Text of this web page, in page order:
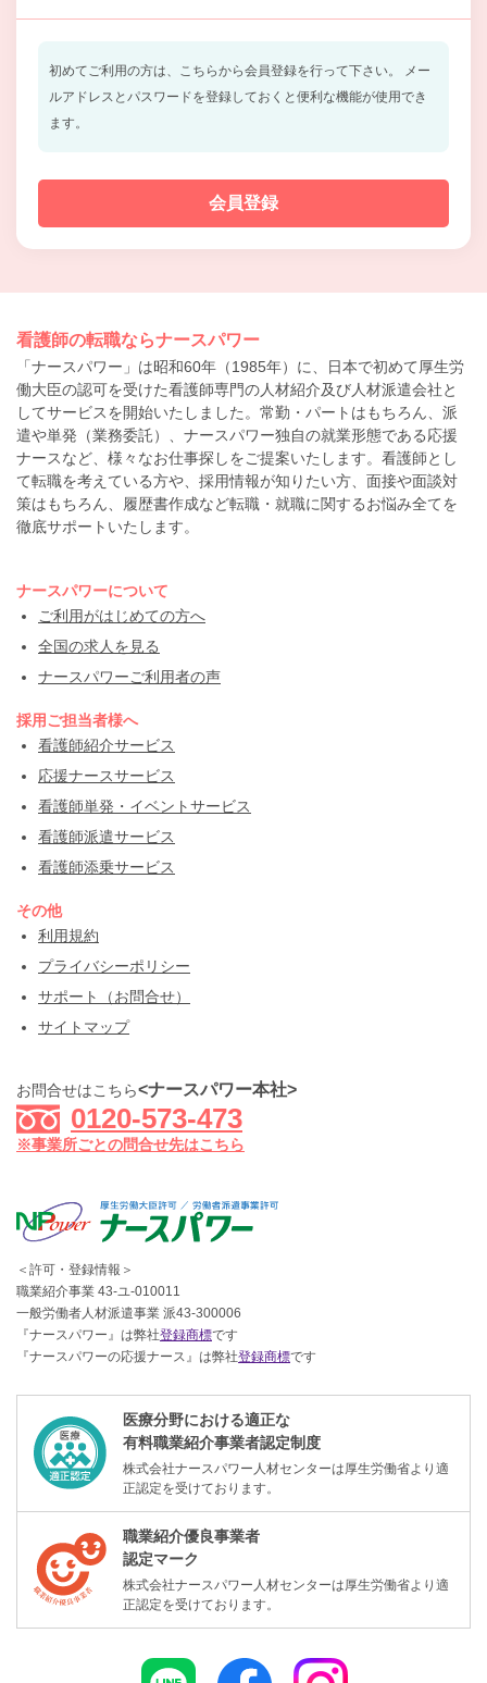
初めてご利用の方は、こちらから会員登録を行って下さい。
メー
ルアドレスとパスワードを登録しておくと便利な機能が使用でき
ます。
会員登録
看護師の転職ならナースパワー
「ナースパワー」は昭和60年（1985年）に、日本で初めて厚生労
働大臣の認可を受けた看護師専門の人材紹介及び人材派遣会社と
してサービスを開始いたしました。常勤・パートはもちろん、派
遣や単発（業務委託）、ナースパワー独自の就業形態である応援
ナースなど、様々なお仕事探しをご提案いたします。看護師とし
て転職を考えている方や、採用情報が知りたい方、面接や面談対
策はもちろん、履歴書作成など転職・就職に関するお悩み全てを
徹底サポートいたします。
ナースパワーについて
ご利用がはじめての方へ
全国の求人を見る
ナースパワーご利用者の声
採用ご担当者様へ
看護師紹介サービス
応援ナースサービス
看護師単発・イベントサービス
看護師派遣サービス
看護師添乗サービス
その他
利用規約
プライバシーポリシー
サポート（お問合せ）
サイトマップ
お問合せはこちら<ナースパワー本社>
0120-573-473
※事業所ごとの問合せ先はこちら
＜許可・登録情報＞
職業紹介事業 43-ユ-010011
一般労働者人材派遣事業 派43-300006
『ナースパワー』は弊社登録商標です
『ナースパワーの応援ナース』は弊社登録商標です
医療分野における適正な
有料職業紹介事業者認定制度
株式会社ナースパワー人材センターは厚生労働省より適
正認定を受けております。
職業紹介優良事業者
認定マーク
株式会社ナースパワー人材センターは厚生労働省より適
正認定を受けております。